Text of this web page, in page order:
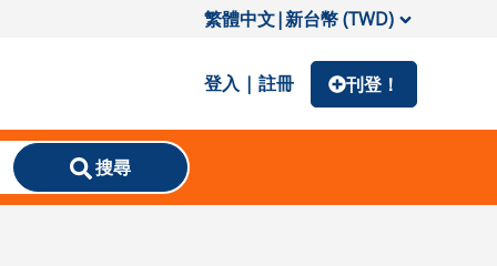
繁體中文|新台幣 (TWD)
登入 | 註冊 刊登！
搜尋